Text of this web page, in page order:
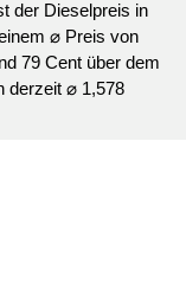
der Dieselpreis in
⌀ Preis von
79 Cent über dem
derzeit ⌀ 1,578